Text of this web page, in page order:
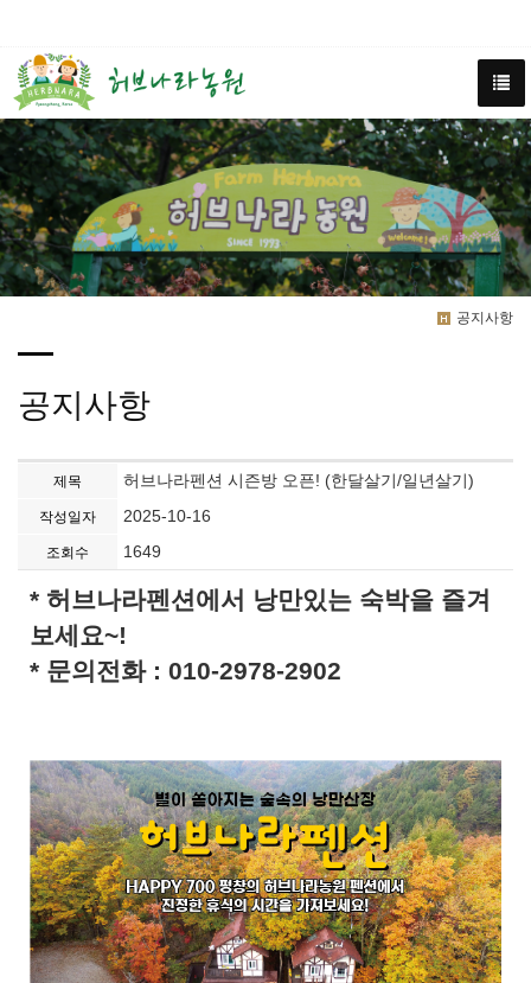
공지사항
공지사항
제목 허브나라펜션 시즌방 오픈! (한달살기/일년살기)
작성일자 2025-10-16
조회수 1649
* 허브나라펜션에서 낭만있는 숙박을 즐겨
보세요~!
* 문의전화 : 010-2978-2902